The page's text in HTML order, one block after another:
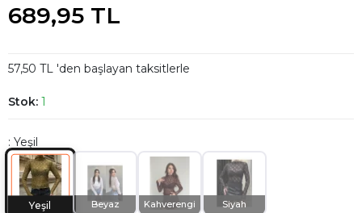
689,95 TL
57,50 TL 'den başlayan taksitlerle
Stok: 1
: Yeşil
Yeşil Beyaz Kahverengi Siyah